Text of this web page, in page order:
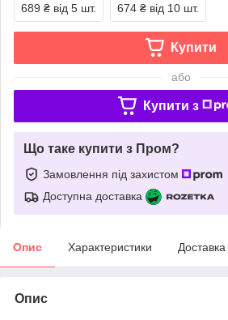
689 ₴ від 5 шт. 674 ₴ від 10 шт.
Купити
або
Купити з
Що таке купити з Пром?
Замовлення під захистом
Доступна доставка
Опис Характеристики Доставка
Опис